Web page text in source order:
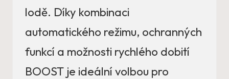
lodě. Díky kombinaci
automatického režimu, ochranných
funkcí a možnosti rychlého dobití
BOOST je ideální volbou pro